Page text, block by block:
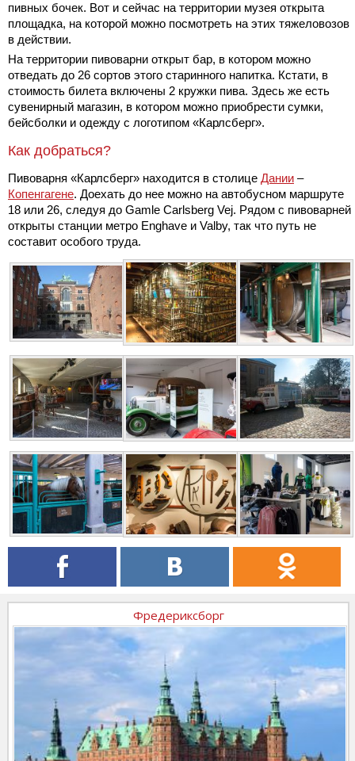
пивных бочек. Вот и сейчас на территории музея открыта
площадка, на которой можно посмотреть на этих тяжеловозов
в действии.
На территории пивоварни открыт бар, в котором можно
отведать до 26 сортов этого старинного напитка. Кстати, в
стоимость билета включены 2 кружки пива. Здесь же есть
сувенирный магазин, в котором можно приобрести сумки,
бейсболки и одежду с логотипом «Карлсберг».
Как добраться?
Пивоварня «Карлсберг» находится в столице Дании –
Копенгагене. Доехать до нее можно на автобусном маршруте
18 или 26, следуя до Gamle Carlsberg Vej. Рядом с пивоварней
открыты станции метро Enghave и Valby, так что путь не
составит особого труда.
Фредериксборг